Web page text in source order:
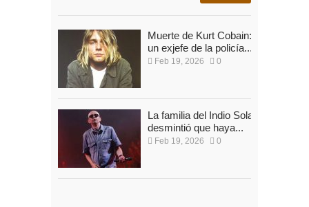
Muerte de Kurt Cobain:
un exjefe de la policía...
Feb 19, 2026 0
La familia del Indio Solari
desmintió que haya...
Feb 19, 2026 0